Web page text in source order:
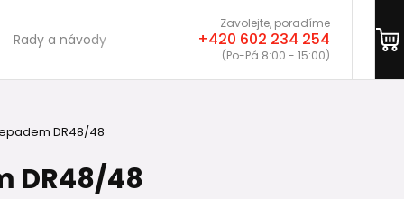
Rady a návody
Zavolejte, poradíme
+420 602 234 254
(Po-Pá 8:00 - 15:00)
DR48/48
DR48/48